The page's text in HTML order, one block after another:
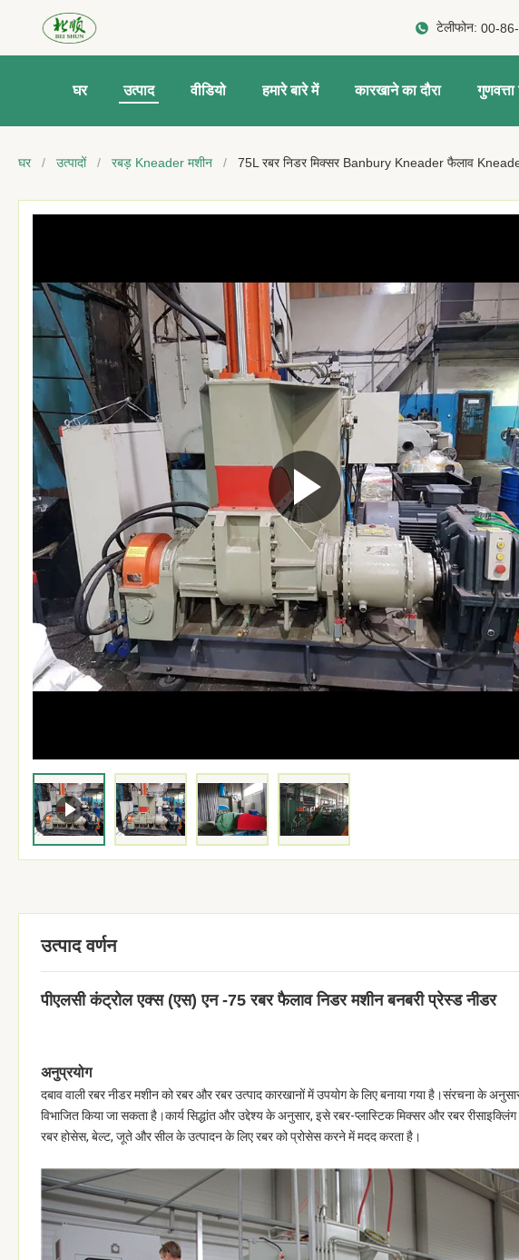
टेलीफोन:00-
घर उत्पाद वीडियो हमारे बारे में कारखाने का दौरा
घर / उत्पादों / रबड़ Kneader मशीन / 75L रबर निडर मिक्सर Banbury Kneader फैलाव
उत्पाद वर्णन
पीएलसी कंट्रोल एक्स (एस) एन -75 रबर फैलाव निडर मशीन बनबरी प्रेस्ड नीडर
अनुप्रयोग
दबाव वाली रबर नीडर मशीन को रबर और रबर उत्पाद कारखानों में उपयोग के लिए बनाया गया है।संरचना के
विभाजित किया जा सकता है।कार्य सिद्धांत और उद्देश्य के अनुसार, इसे रबर-प्लास्टिक मिक्सर और रबर
रबर होसेस, बेल्ट, जूते और सील के उत्पादन के लिए रबर को प्रोसेस करने में मदद करता है।